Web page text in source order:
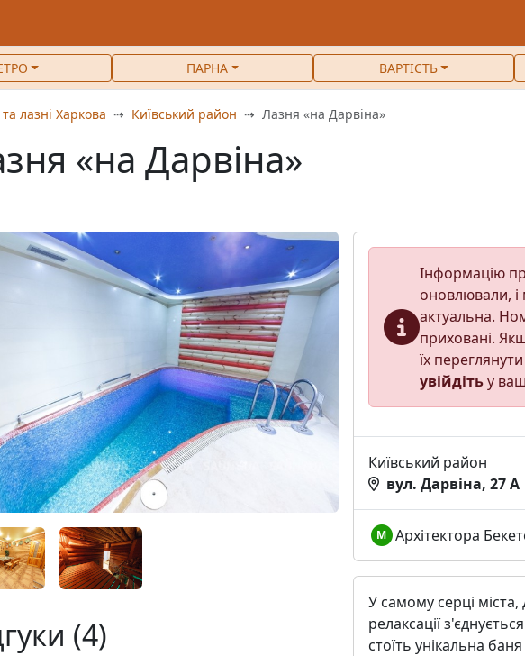
ПАРНА ВАРТІСТЬ
лазні Харкова Київський район Лазня «на Дарвіна»
«на Дарвіна»
Інформацію
оновлювали,
актуальна.
приховані.
їх переглянути
увійдітьу ваш
Київський район
вул. Дарвіна, 27 А
М Архітектора
У самому серці
релаксації
стоїть унікальна
(4)